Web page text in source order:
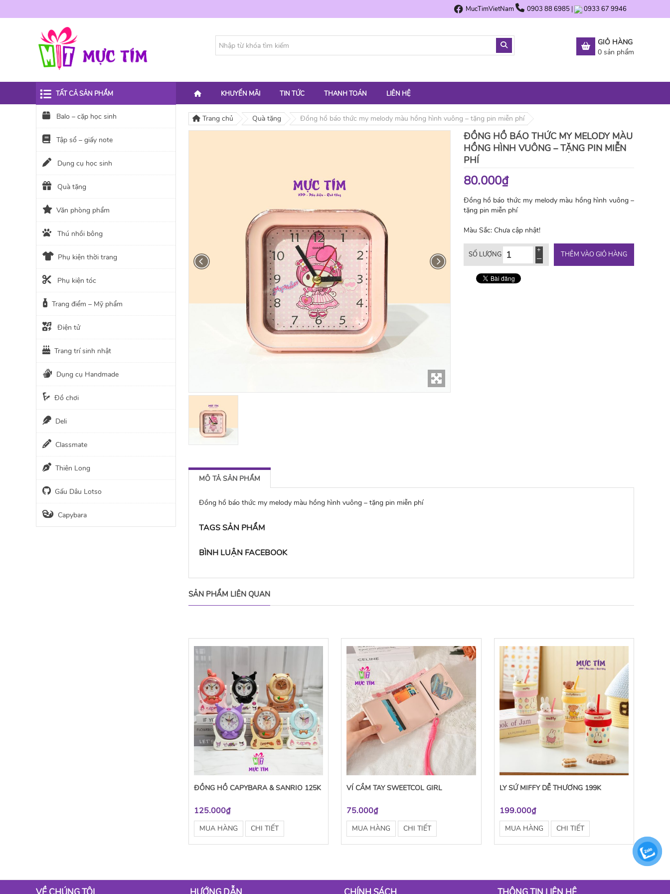
MucTimVietNam 0903 88 6985 | 0933 67 9946
GIỎ HÀNG
0 sản phẩm
KHUYẾN MÃI TIN TỨC THANH TOÁN LIÊN HỆ
Trang chủ Quà tặng Đồng hồ báo thức my melody màu hồng hình vuông – tặng pin miễn phí
ĐỒNG HỒ BÁO THỨC MY MELODY MÀU
HỒNG HÌNH VUÔNG – TẶNG PIN MIỄN
PHÍ
80.000₫
Đồng hồ báo thức my melody màu hồng hình vuông –
tặng pin miễn phí
Màu Sắc: Chưa cập nhật!
SỐ LƯỢNG THÊM VÀO GIỎ HÀNG
MÔ TẢ SẢN PHẨM
Đồng hồ báo thức my melody màu hồng hình vuông – tặng pin miễn phí
TAGS SẢN PHẨM
BÌNH LUẬN FACEBOOK
SẢN PHẨM LIÊN QUAN
ĐỒNG HỒ CAPYBARA & SANRIO 125K
125.000₫
MUA HÀNG CHI TIẾT
VÍ CẦM TAY SWEETCOL GIRL
75.000₫
MUA HÀNG CHI TIẾT
LY SỨ MIFFY DỄ THƯƠNG 199K
199.000₫
MUA HÀNG CHI TIẾT
TẤT CẢ SẢN PHẨM
Balo – cặp học sinh
Tập sổ – giấy note
Dụng cụ học sinh
Quà tặng
Văn phòng phẩm
Thú nhồi bông
Phụ kiện thời trang
Phụ kiện tóc
Trang điểm – Mỹ phẩm
Điện tử
Trang trí sinh nhật
Dụng cụ Handmade
Đồ chơi
Deli
Classmate
Thiên Long
Gấu Dâu Lotso
Capybara